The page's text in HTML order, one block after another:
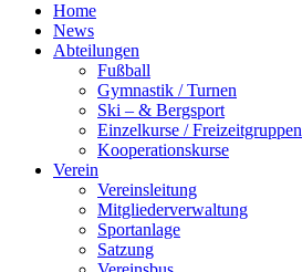
Home
News
Abteilungen
Fußball
Gymnastik / Turnen
Ski – & Bergsport
Einzelkurse / Freizeitgruppen
Kooperationskurse
Verein
Vereinsleitung
Mitgliederverwaltung
Sportanlage
Satzung